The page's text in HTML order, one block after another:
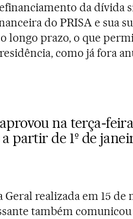
da dívida
do PRISA e sua
longo prazo, o que
como já fora
na terça-
partir de 1º de
Geral realizada em 15 de
também comunicou